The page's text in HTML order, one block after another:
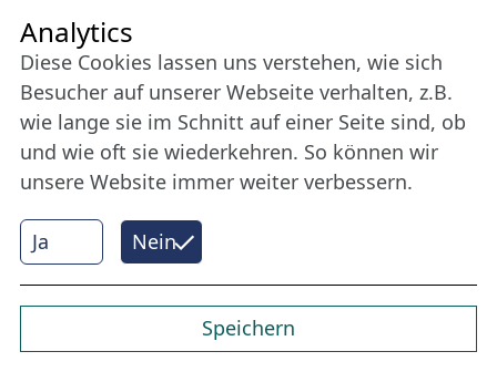
Filmgespräch
© Nordische Filmtage Lübeck / Christine Rudolf
Ja Nein
Analytics
Diese Cookies lassen uns verstehen, wie sich
Besucher auf unserer Webseite verhalten, z.B.
wie lange sie im Schnitt auf einer Seite sind, ob
und wie oft sie wiederkehren. So können wir
unsere Website immer weiter verbessern.
Speichern